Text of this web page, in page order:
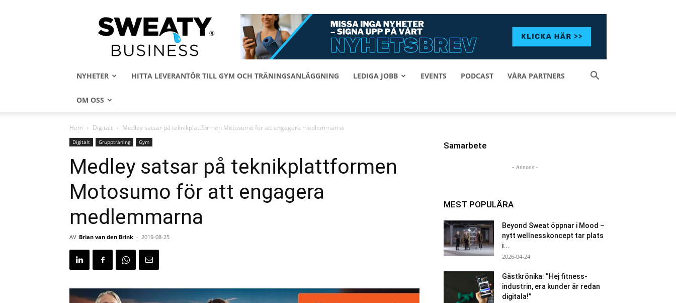
Sweaty
Business
NYHETER HITTA LEVERANTÖR TILL GYM OCH TRÄNINGSANLÄGGNING LEDIGA JOBB EVENTS PODCAST VÅRA PARTNERS
OM OSS
Hem Digitalt Medley satsar på teknikplattformen Motosumo för att engagera medlemmarna
Digitalt Gruppträning Gym
Medley satsar på teknikplattformen
Motosumo för att engagera
medlemmarna
AV Brian van den Brink - 2019-08-25
Samarbete
- Annons -
MEST POPULÄRA
Beyond Sweat öppnar i Mood –
nytt wellnesskoncept tar plats
i...
2026-04-24
Gästkrönika: ”Hej fitness-
industrin, era kunder är redan
digitala!”